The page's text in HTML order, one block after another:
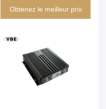
cellules de GSM 900MHz
Obtenez le meilleur prix